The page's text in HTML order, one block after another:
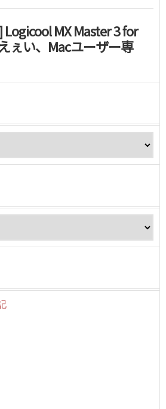
MX Master 3 for
ぇい、Macユーザー専